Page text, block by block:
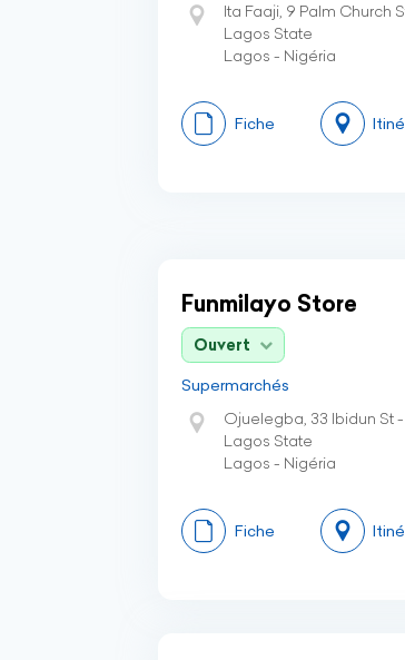
Ita Faaji, 9 Palm Church
Lagos State
Lagos - Nigéria
Fiche
Funmilayo Store
Ouvert
Supermarchés
Ojuelegba, 33 Ibidun St
Lagos State
Lagos - Nigéria
Fiche